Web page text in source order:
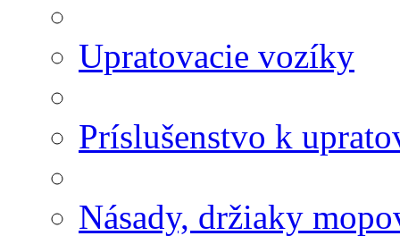
Upratovacie vozíky
Príslušenstvo k
Násady, držiaky